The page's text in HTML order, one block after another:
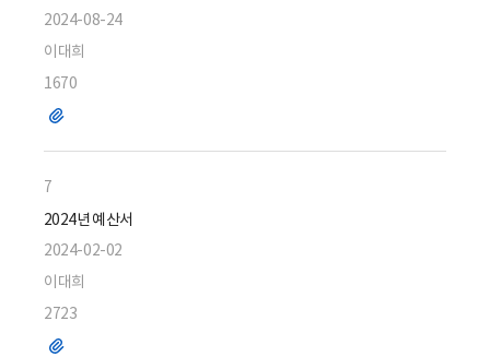
2024-08-24
이대희
1670
파
7
2024년 예산서
2024-02-02
이대희
2723
파